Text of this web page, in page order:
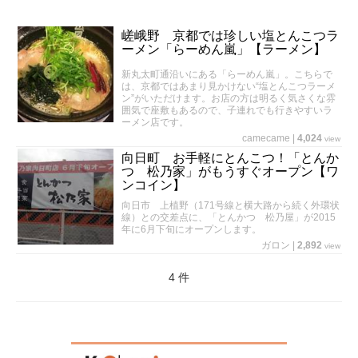
嵯峨野 京都では珍しい塩とんこつラ
ーメン「らーめん嵐」【ラーメン】
新丸太町通沿いにある「らーめん嵐」。こちらで
は、京都ではあまり見かけない“塩とんこつラーメ
ン”がいただけます。お店の方は明るく気さくな雰
囲気で座敷もあるので、子連れでも行きやすいラ
ーメン店です。
camecame
4,024 view
向日町 お手軽にとんこつ！「とんか
つ 松乃家」がもうすぐオープン【ワ
ンコイン】
向日市 上植野（171号線と横大路から続く外環状
線）との交差点に、「とんかつ 松乃屋」が2015
年に6月下旬にオープンします。
ガロン
2,892 view
4 件